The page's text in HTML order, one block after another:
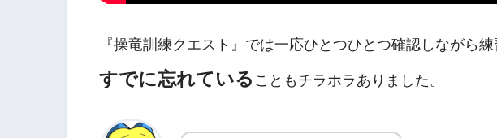
『操竜訓練クエスト』では一応ひとつひとつ確認しながら練
すでに忘れている こともチラホラありました。